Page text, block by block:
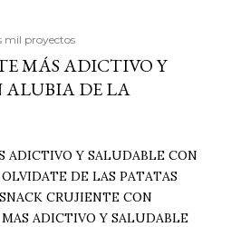
mil proyectos
MÁS ADICTIVO Y
ALUBIA DE LA
ADICTIVO Y SALUDABLE CON
DE LAS PATATAS
CRUJIENTE CON
ADICTIVO Y SALUDABLE